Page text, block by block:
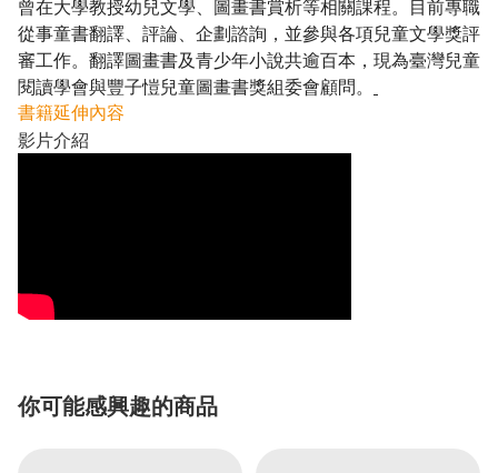
曾在大學教授幼兒文學、圖畫書賞析等相關課程。目前專職
從事童書翻譯、評論、企劃諮詢，並參與各項兒童文學獎評
審工作。翻譯圖畫書及青少年小說共逾百本，現為臺灣兒童
閱讀學會與豐子愷兒童圖畫書獎組委會顧問。
書籍延伸內容
影片介紹
你可能感興趣的商品